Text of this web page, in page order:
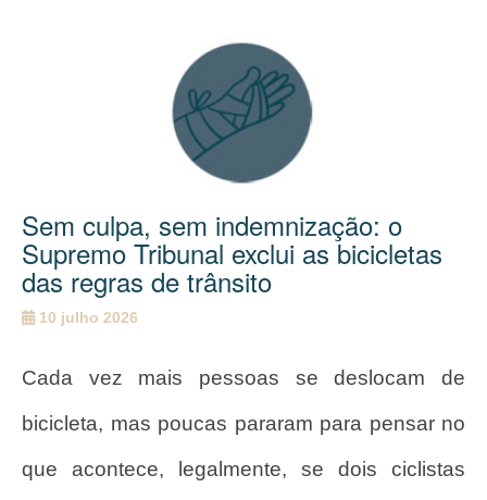
Sem culpa, sem indemnização: o
Supremo Tribunal exclui as bicicletas
das regras de trânsito
10 julho 2026
Cada vez mais pessoas se deslocam de
bicicleta, mas poucas pararam para pensar no
que acontece, legalmente, se dois ciclistas